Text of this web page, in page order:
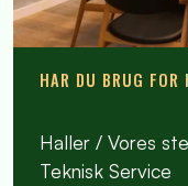
HAR DU BRUG
Haller / Vores
Teknisk Service